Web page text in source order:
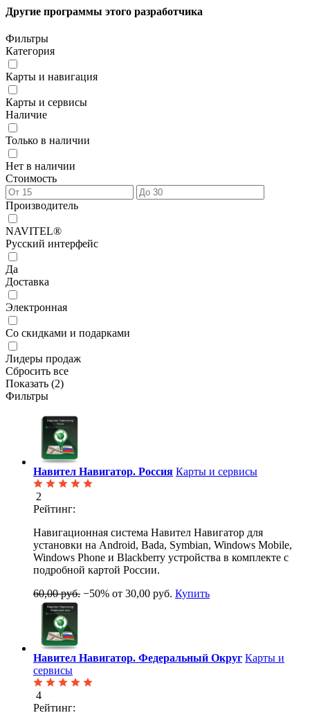
Другие программы этого разработчика
Фильтры
Категория
Карты и навигация
Карты и сервисы
Наличие
Только в наличии
Нет в наличии
Стоимость
Производитель
NAVITEL®
Русский интерфейс
Да
Доставка
Электронная
Со скидками и подарками
Лидеры продаж
Сбросить все
Показать (2)
Фильтры
Навител Навигатор. Россия Карты и сервисы
2
Рейтинг:
Навигационная система Навител Навигатор для
установки на Android, Bada, Symbian, Windows Mobile,
Windows Phone и Blackberry устройства в комплекте с
подробной картой России.
60,00 руб. −50% от 30,00 руб. Купить
Навител Навигатор. Федеральный Округ Карты и
сервисы
4
Рейтинг: